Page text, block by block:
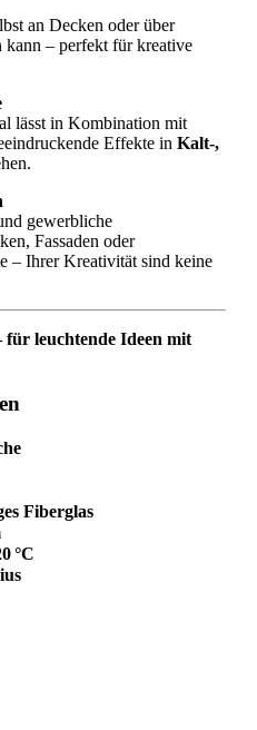
an Decken oder über
kann – perfekt für kreative
lässt in Kombination mit
Effekte in Kalt-,
gewerbliche
Fassaden oder
– Ihrer Kreativität sind keine
für leuchtende Ideen mit
Fiberglas
°C